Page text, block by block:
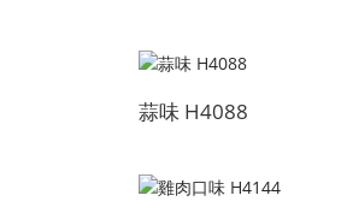
蒜味 H4088